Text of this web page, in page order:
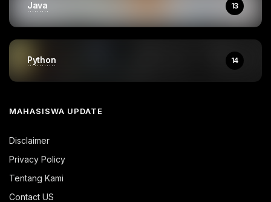
Java 13
Python 14
MAHASISWA UPDATE
Disclaimer
Privacy Policy
Tentang Kami
Contact US